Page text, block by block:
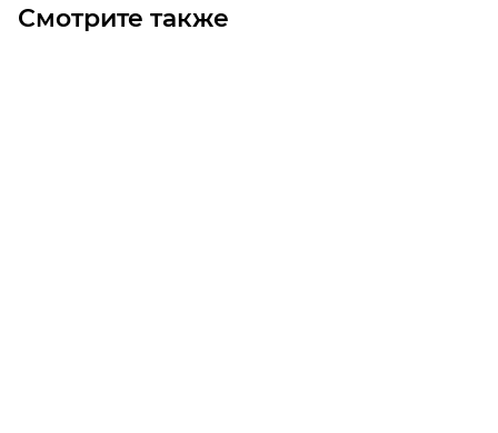
Смотрите также